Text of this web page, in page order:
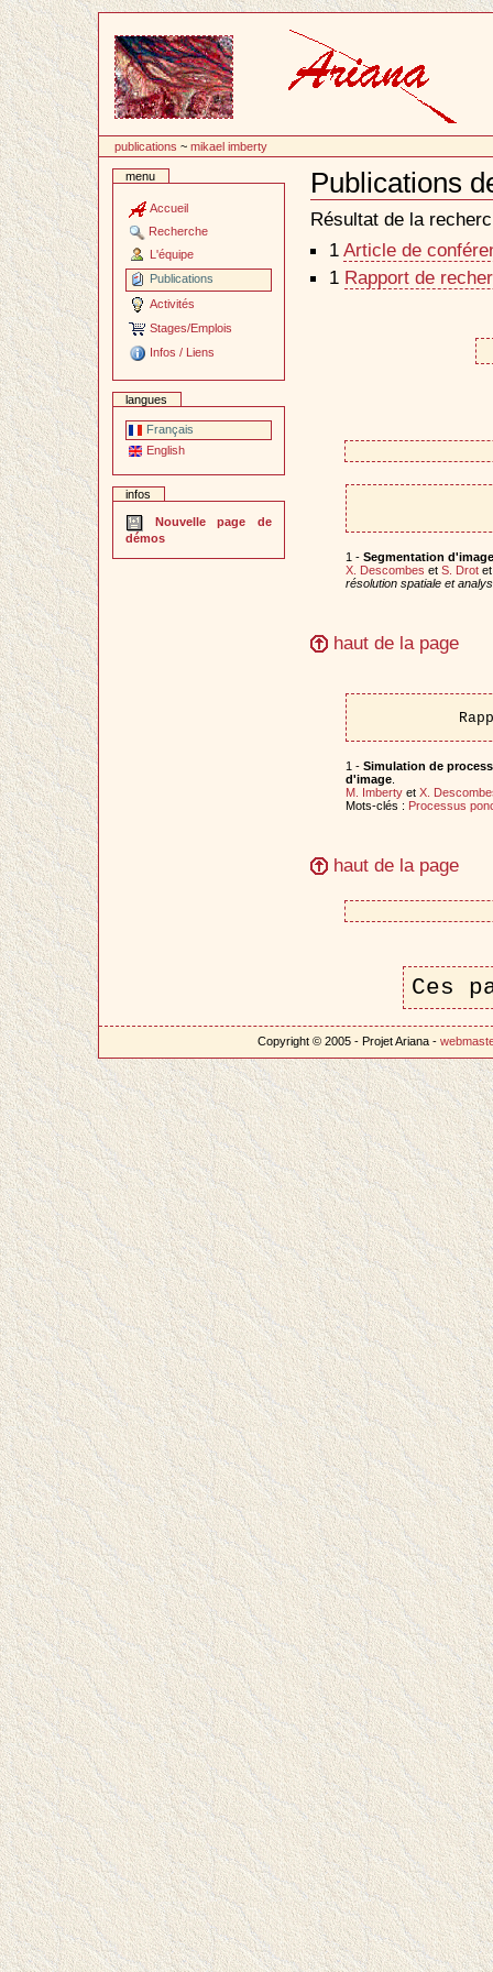
contenu
publications ~mikael imberty
menu
Accueil
Recherche
L'équipe
Publications
Activités
Stages/Emplois
Infos / Liens
langues
Français
English
infos
Nouvelle page de
démos
Publications
Document
Actions
Résultat de la
1 Article de
1 Rapport de
1 - Segmentation
X. Descombes et S. Drot
résolution spatiale et
haut de la page
1 - Simulation de
d'image.
M. Imbertyet X.
Mots-clés : Processus
haut de la page
Ces
Copyright © 2005 - Projet Ariana -